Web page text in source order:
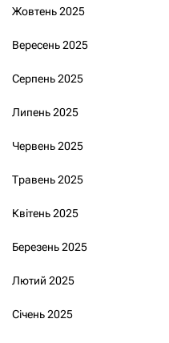
Жовтень 2025
Вересень 2025
Серпень 2025
Липень 2025
Червень 2025
Травень 2025
Квітень 2025
Березень 2025
Лютий 2025
Січень 2025